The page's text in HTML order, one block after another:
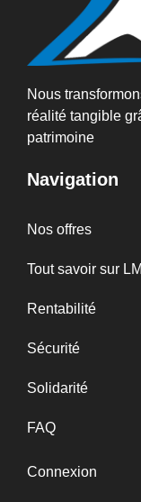
Nous
réalité tangible
patrimoine
Navigation
Nos offres
Tout savoir sur
Rentabilité
Sécurité
Solidarité
FAQ
Connexion